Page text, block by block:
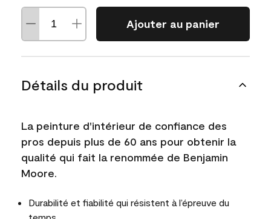
Ajouter au panier
Détails du produit
La peinture d'intérieur de confiance des
pros depuis plus de 60 ans pour obtenir la
qualité qui fait la renommée de Benjamin
Moore.
Durabilité et fiabilité qui résistent à l’épreuve du
temps